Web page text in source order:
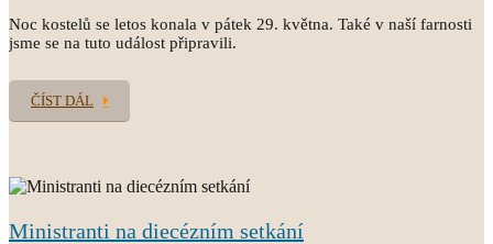
Noc kostelů se letos konala v pátek 29. května. Také v naší farnosti
jsme se na tuto událost připravili.
ČÍST DÁL
Ministranti na diecézním setkání